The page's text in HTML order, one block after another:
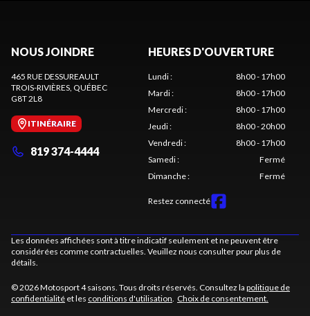
NOUS JOINDRE
465 RUE DESSUREAULT
TROIS-RIVIÈRES, QUÉBEC
G8T 2L8
ITINÉRAIRE
819 374-4444
HEURES D'OUVERTURE
Lundi:
8h00 - 17h00
Mardi:
8h00 - 17h00
Mercredi:
8h00 - 17h00
Jeudi:
8h00 - 20h00
Vendredi:
8h00 - 17h00
Samedi:
Fermé
Dimanche: Fermé
Restez connecté
Les données affichées sont à titre indicatif seulement et ne peuvent être
considérées comme contractuelles. Veuillez nous consulter pour plus de
détails.
© 2026 Motosport 4 saisons. Tous droits réservés. Consultez la politique de
confidentialité et les conditions d'utilisation. Choix de consentement.